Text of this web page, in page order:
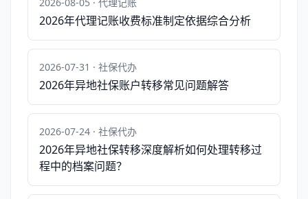
2026年代理记账收费标准制定依据综合分析
2026-07-31 · 社保代办
2026年异地社保账户转移常见问题解答
2026-07-24 · 社保代办
2026年异地社保转移深度解析如何处理转移过
程中的档案问题？